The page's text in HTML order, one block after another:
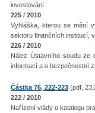
investování
225 / 2010
Vyhláška, kterou se mění
sektoru finančních institucí,
226 / 2010
Nález Ústavního soudu
informací a o bezpečnostní
Částka 76, 222-223 (pdf,
222 / 2010
Nařízení vlády o katalogu